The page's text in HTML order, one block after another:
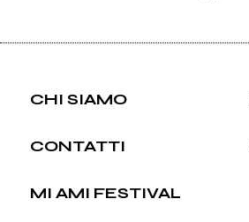
CHI SIAMO
CONTATTI
MI AMI FESTIVAL